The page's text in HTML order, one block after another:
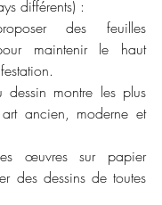
différents) :
des feuilles
maintenir le haut
montre les plus
ancien, moderne et
œuvres sur papier
des dessins de toutes